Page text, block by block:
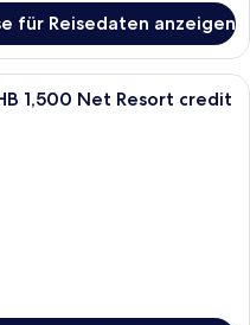
für Reisedaten anzeigen
1,500 Net Resort credit